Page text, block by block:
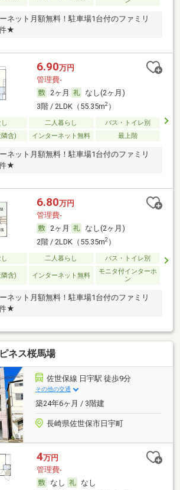
ネット月額無料！駐車場1台付のファミリ
★
6.90万円
管理費-
2ヶ月
なし(2ヶ月)
3階 / 2LDK（55.35m2）
二人暮らし
バス・トイレ別
含)
インターネット無料 最上階
ネット月額無料！駐車場1台付のファミリ
★
6.80万円
管理費-
2ヶ月
なし(2ヶ月)
2階 / 2LDK（55.35m2）
二人暮らし バス・トイレ別
含) インターネット無料
モニタ付インターホ
ン
ネット月額無料！駐車場1台付のファミリ
★
ネス桜馬場
佐世保線 日宇駅 徒歩9分
その他の交通
築24年6ヶ月 / 3階建
長崎県佐世保市日宇町
4万円
管理費-
なし
なし